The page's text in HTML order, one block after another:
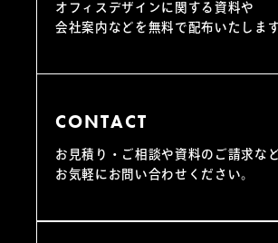
オフィスデザインに関する資料や
会社案内などを無料で配布いたします
CONTACT
お見積り・ご相談や資料のご請求など
お気軽にお問い合わせください。